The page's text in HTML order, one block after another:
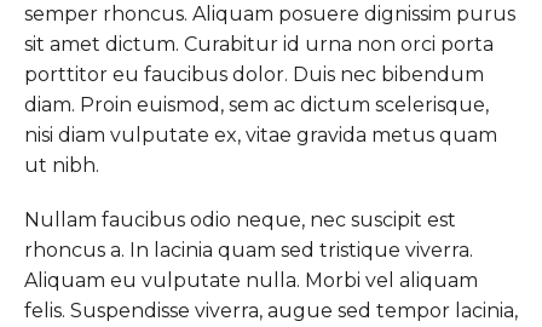
semper rhoncus. Aliquam posuere dignissim purus
sit amet dictum. Curabitur id urna non orci porta
porttitor eu faucibus dolor. Duis nec bibendum
diam. Proin euismod, sem ac dictum scelerisque,
nisi diam vulputate ex, vitae gravida metus quam
ut nibh.
Nullam faucibus odio neque, nec suscipit est
rhoncus a. In lacinia quam sed tristique viverra.
Aliquam eu vulputate nulla. Morbi vel aliquam
felis. Suspendisse viverra, augue sed tempor lacinia,